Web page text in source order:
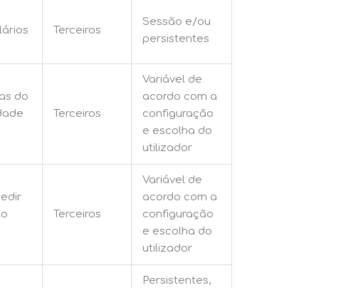
Terceiros
Sessão e/ou
persistentes
do
Terceiros
Variável de
acordo com a
configuração
e escolha do
utilizador
Terceiros
Variável de
acordo com a
configuração
e escolha do
utilizador
Persistentes,